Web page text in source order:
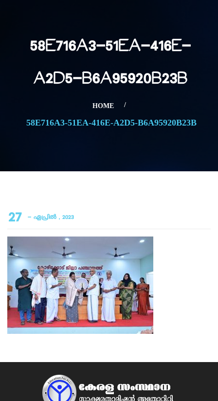
58E716A3-51EA-416E-
A2D5-B6A95920B23B
HOME
58E716A3-51EA-416E-A2D5-B6A95920B23B
27 - ഏപ്രിൽ , 2023